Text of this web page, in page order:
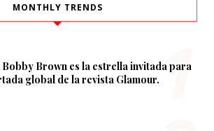
MONTHLY TRENDS
Brown es la estrella invitada para
global de la revista Glamour.